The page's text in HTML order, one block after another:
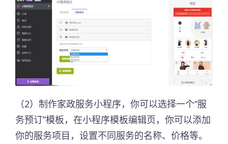
（2）制作家政服务小程序，你可以选择一个“服
务预订”模板，在小程序模板编辑页，你可以添加
你的服务项目，设置不同服务的名称、价格等。